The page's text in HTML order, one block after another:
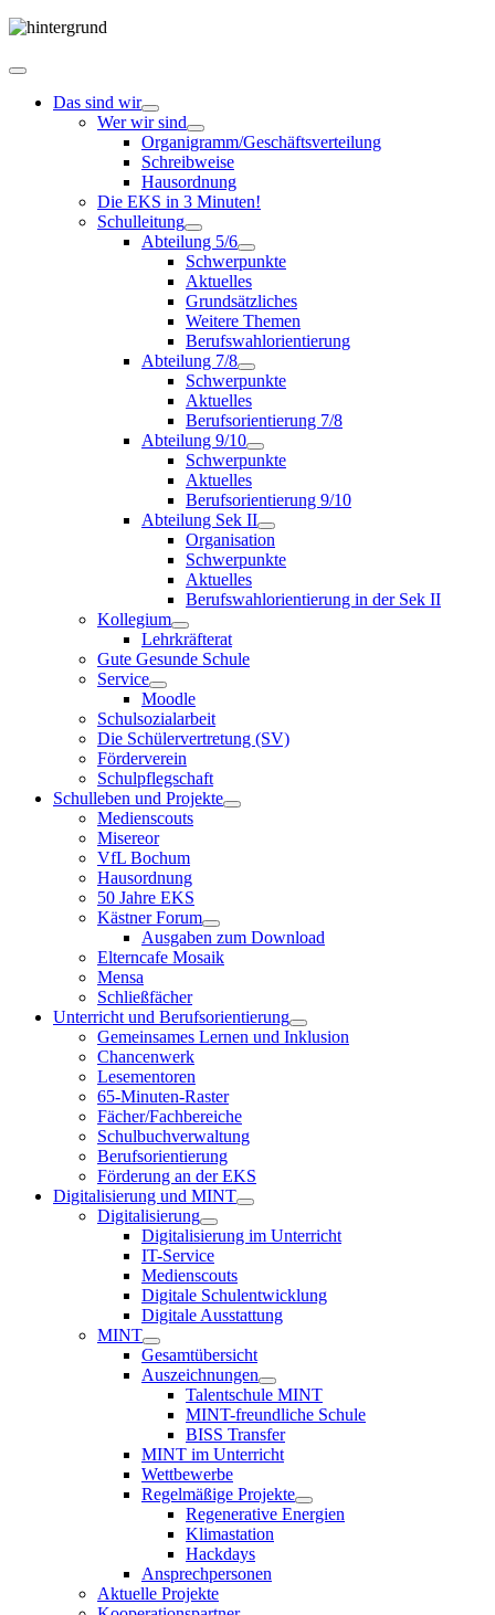
Das sind wir
Wer wir sind
Organigramm/Geschäftsverteilung
Schreibweise
Hausordnung
Die EKS in 3 Minuten!
Schulleitung
Abteilung 5/6
Schwerpunkte
Aktuelles
Grundsätzliches
Weitere Themen
Berufswahlorientierung
Abteilung 7/8
Schwerpunkte
Aktuelles
Berufsorientierung 7/8
Abteilung 9/10
Schwerpunkte
Aktuelles
Berufsorientierung 9/10
Abteilung Sek II
Organisation
Schwerpunkte
Aktuelles
Berufswahlorientierung in der Sek II
Kollegium
Lehrkräfterat
Gute Gesunde Schule
Service
Moodle
Schulsozialarbeit
Die Schülervertretung (SV)
Förderverein
Schulpflegschaft
Schulleben und Projekte
Medienscouts
Misereor
VfL Bochum
Hausordnung
50 Jahre EKS
Kästner Forum
Ausgaben zum Download
Elterncafe Mosaik
Mensa
Schließfächer
Unterricht und Berufsorientierung
Gemeinsames Lernen und Inklusion
Chancenwerk
Lesementoren
65-Minuten-Raster
Fächer/Fachbereiche
Schulbuchverwaltung
Berufsorientierung
Förderung an der EKS
Digitalisierung und MINT
Digitalisierung
Digitalisierung im Unterricht
IT-Service
Medienscouts
Digitale Schulentwicklung
Digitale Ausstattung
MINT
Gesamtübersicht
Auszeichnungen
Talentschule MINT
MINT-freundliche Schule
BISS Transfer
MINT im Unterricht
Wettbewerbe
Regelmäßige Projekte
Regenerative Energien
Klimastation
Hackdays
Ansprechpersonen
Aktuelle Projekte